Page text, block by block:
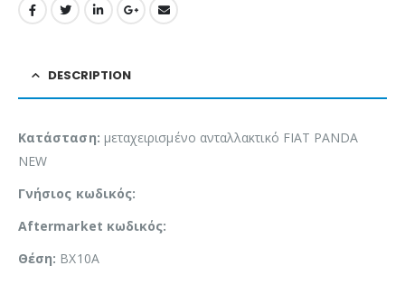
DESCRIPTION
Κατάσταση: μεταχειρισμένο ανταλλακτικό FIAT PANDA
NEW
Γνήσιος κωδικός:
Aftermarket κωδικός:
Θέση: BX10A